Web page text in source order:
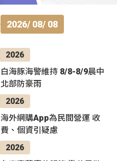
2026/ 08/ 08
2026
白海豚海警維持 8/8-8/9晨中
北部防豪雨
2026
海外網購App為民間營運 收
費、個資引疑慮
2026